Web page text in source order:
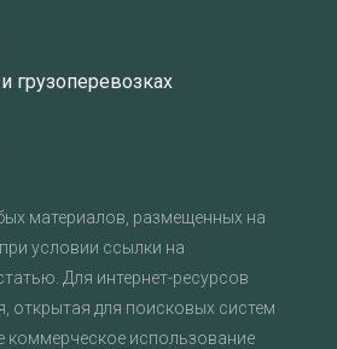
грузоперевозках
материалов, размещенных на
условии ссылки на
Для интернет-ресурсов
открытая для поисковых систем
коммерческое использование